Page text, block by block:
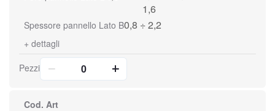
1,6
Spessore pannello Lato B0,8 ÷ 2,2
+ dettagli
Pezzi
Cod. Art